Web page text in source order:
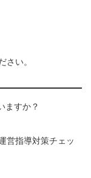
さい。
ますか？
営指導対策チェッ